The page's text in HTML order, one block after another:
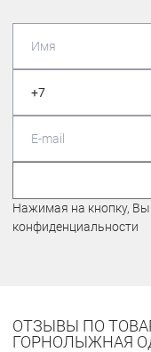
Нажимая на кнопку, Вы
конфиденциальности
ОТЗЫВЫ ПО
ГОРНОЛЫЖНАЯ